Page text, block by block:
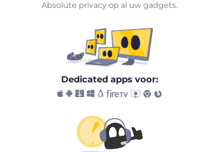
Absolute privacy op al uw gadgets.
Dedicated apps voor: